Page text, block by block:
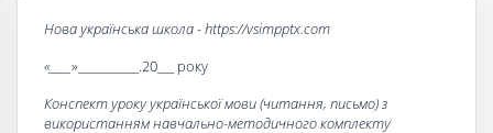
Нова українська школа - https://vsimpptx.com
«____ »___________.20___ року
Конспект уроку української мови (читання, письмо) з
використанням навчально-методичного комплекту